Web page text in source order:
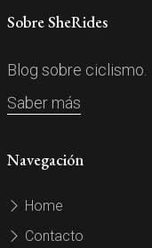
Sobre SheRides
Blog sobre ciclismo.
Saber más
Navegación
Home
Contacto